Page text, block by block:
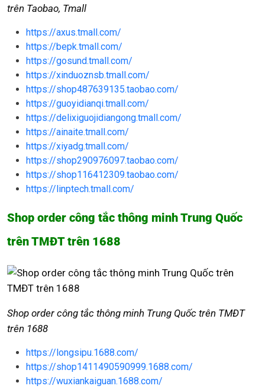
trên Taobao, Tmall
https://axus.tmall.com/
https://bepk.tmall.com/
https://gosund.tmall.com/
https://xinduoznsb.tmall.com/
https://shop487639135.taobao.com/
https://guoyidianqi.tmall.com/
https://delixiguojidiangong.tmall.com/
https://ainaite.tmall.com/
https://xiyadg.tmall.com/
https://shop290976097.taobao.com/
https://shop116412309.taobao.com/
https://linptech.tmall.com/
Shop order công tắc thông minh Trung Quốc
trên TMĐT trên 1688
Shop order công tắc thông minh Trung Quốc trên TMĐT
trên 1688
https://longsipu.1688.com/
https://shop1411490590999.1688.com/
https://wuxiankaiguan.1688.com/